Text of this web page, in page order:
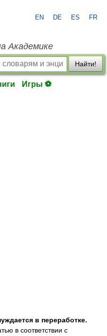
EN DE ES FR
Академике
Найти!
Игры ⚽
в переработке.
в соответствии с